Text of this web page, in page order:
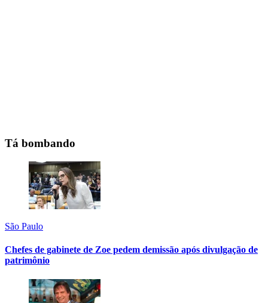
Tá bombando
São Paulo
Chefes de gabinete de Zoe pedem demissão após divulgação de
patrimônio